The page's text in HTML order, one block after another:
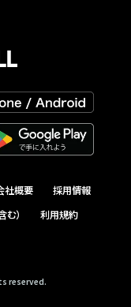
社概要
採用情報
）
利用規約
reserved.